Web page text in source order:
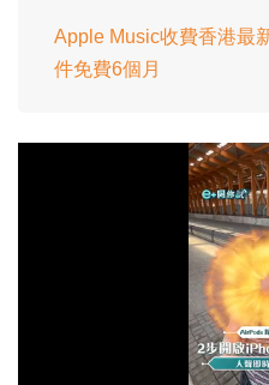
Apple Music收費香港最
件免費6個月